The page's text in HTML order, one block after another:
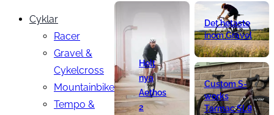
Cyklar
Racer
Gravel &
Cykelcross
Mountainbike
Tempo &
Helt
nya
Aethos
2
Det hetaste
inom Gravel
Custom S-
works
Tarmac SL8